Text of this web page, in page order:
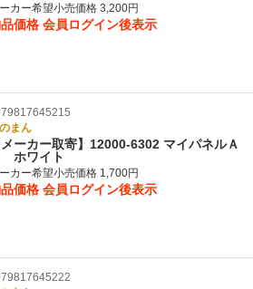
カー希望小売価格 3,200円
価格 会員ログイン後表示
まん
メーカー取寄】12000-6302 マイパネルＡ
ホワイト
カー希望小売価格 1,700円
価格 会員ログイン後表示